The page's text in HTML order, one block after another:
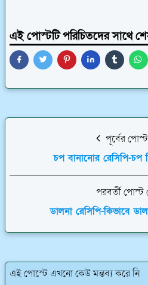
এই পোস্টটি পরিচিতদের সাথে
পূর্বের
চপ বানানোর রেসিপি-চপ
পরবর্তী পোস্ট
ডালনা রেসিপি-কিভাবে
এই পোস্টে এখনো কেউ মন্তব্য করে নি